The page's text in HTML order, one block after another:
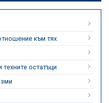
към тях
остатъци